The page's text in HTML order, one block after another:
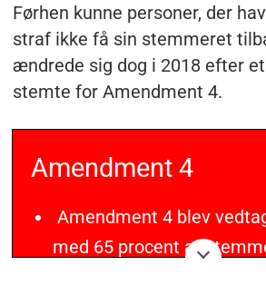
Førhen kunne personer, der
straf ikke få sin stemmeret
ændrede sig dog i 2018 efter
stemte for Amendment 4.
Amendment 4
Amendment 4 blev
med 65 procent af